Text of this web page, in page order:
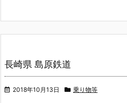
長崎県 島原鉄道
2018年10月13日 乗り物等